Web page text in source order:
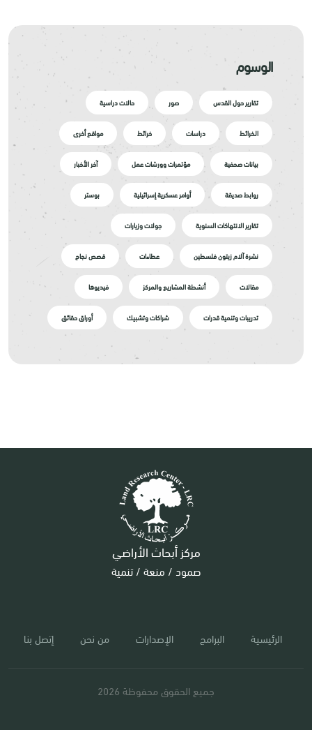
الوسوم
تقارير حول القدس صور حالات دراسية
الخرائط دراسات خرائط مواقع أخرى
بيانات صحفية مؤتمرات وورشات عمل آخر الأخبار
روابط صديقة أوامر عسكرية إسرائيلية بوستر
تقارير الانتهاكات السنوية جولات وزيارات
نشرة آلام زيتون فلسطين عطاءات قصص نجاح
مقالات أنشطة المشاريع والمركز فيديوها
تدريبات وتنمية قدرات شراكات وتشبيك أوراق حقائق
مركز أبحاث الأراضي
صمود / منعة / تنمية
الرئيسية البرامج الإصدارات من نحن إتصل بنا
جميع الحقوق محفوظة 2026